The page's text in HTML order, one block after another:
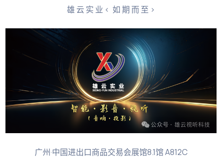
雄 云 实 业 < 如 期 而 至 >
广州·中国进出口商品交易会展馆8.1馆 A812C